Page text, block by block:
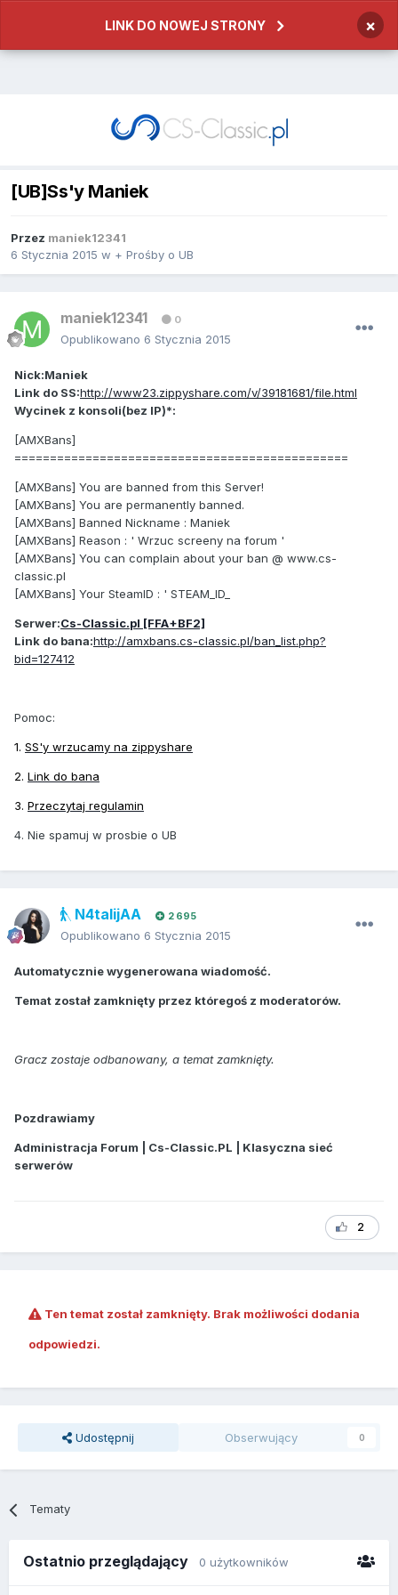
LINK DO NOWEJ STRONY ×
[UB]Ss'y Maniek
Przez maniek12341
6 Stycznia 2015 w + Prośby o UB
maniek12341 0
Opublikowano 6 Stycznia 2015
Nick:Maniek
Link do SS:http://www23.zippyshare.com/v/39181681/file.html
Wycinek z konsoli(bez IP)*:
[AMXBans]
===============================================
[AMXBans] You are banned from this Server!
[AMXBans] You are permanently banned.
[AMXBans] Banned Nickname : Maniek
[AMXBans] Reason : ' Wrzuc screeny na forum '
[AMXBans] You can complain about your ban @ www.cs-
classic.pl
[AMXBans] Your SteamID : ' STEAM_ID_
Serwer:Cs-Classic.pl [FFA+BF2]
Link do bana:http://amxbans.cs-classic.pl/ban_list.php?
bid=127412
Pomoc:
1. SS'y wrzucamy na zippyshare
2. Link do bana
3. Przeczytaj regulamin
4. Nie spamuj w prosbie o UB
N4talijAA 2 695
Opublikowano 6 Stycznia 2015
Automatycznie wygenerowana wiadomość.
Temat został zamknięty przez któregoś z moderatorów.
Gracz zostaje odbanowany, a temat zamknięty.
Pozdrawiamy
Administracja Forum | Cs-Classic.PL | Klasyczna sieć
serwerów
2
Ten temat został zamknięty. Brak możliwości dodania
odpowiedzi.
Udostępnij Obserwujący 0
Tematy
Ostatnio przeglądający 0 użytkowników